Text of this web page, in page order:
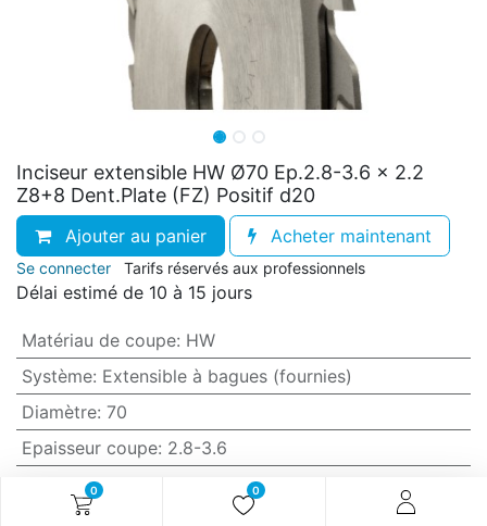
0 0
Inciseur extensible HW Ø70 Ep.2.8-3.6 x 2.2
Z8+8 Dent.Plate (FZ) Positif d20
Ajouter au panier Acheter maintenant
Se connecter Tarifs réservés aux professionnels
Délai estimé de 10 à 15 jours
Matériau de coupe: HW
Système: Extensible à bagues (fournies)
Diamètre: 70
Epaisseur coupe: 2.8-3.6
Epaisseur corps
Nb. coupe (Z)